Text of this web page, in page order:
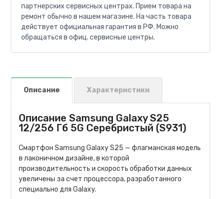
партнерских сервисных центрах. Прием товара на
ремонт обычно в нашем магазине. На часть товара
действует официальная гарантия в РФ. Можно
обращаться в офиц. сервисные центры.
Описание Характеристики
Описание Samsung Galaxy S25
12/256 Гб 5G Серебристый (S931)
Смартфон Samsung Galaxy S25 — флагманская модель
в лаконичном дизайне, в которой
производительность и скорость обработки данных
увеличены за счет процессора, разработанного
специально для Galaxy.